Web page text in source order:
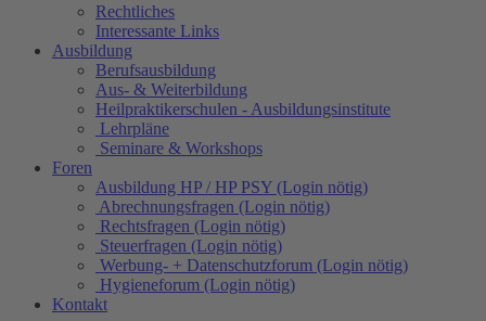
Rechtliches
Interessante Links
Ausbildung
Berufsausbildung
Aus- & Weiterbildung
Heilpraktikerschulen - Ausbildungsinstitute
Lehrpläne
Seminare & Workshops
Foren
Ausbildung HP / HP PSY (Login nötig)
Abrechnungsfragen (Login nötig)
Rechtsfragen (Login nötig)
Steuerfragen (Login nötig)
Werbung- + Datenschutzforum (Login nötig)
Hygieneforum (Login nötig)
Kontakt